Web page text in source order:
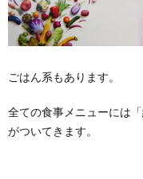
ごはん系もあります。
全ての食事メニューには
がついてきます。